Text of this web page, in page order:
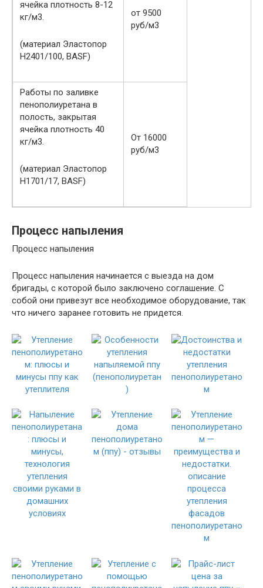
ячейка плотность 8-12
кг/м3.
(материал Эластопор
Н2401/100, BASF)
от 9500
руб/м3
Работы по заливке
пенополиуретана в
полость, закрытая
ячейка плотность 40
кг/м3.
(материал Эластопор
Н1701/17, BASF)
От 16000
руб/м3
Процесс напыления
Процесс напыления
Процесс напыления начинается с выезда на дом
бригады, с которой было заключено соглашение. С
собой они привезут все необходимое оборудование, так
что ничего заранее готовить не придется.